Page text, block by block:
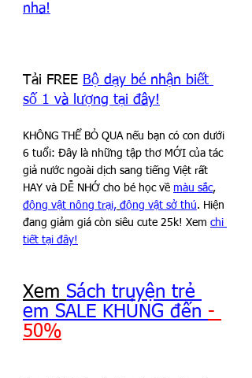
nha!
Tải FREE Bộ dạy bé nhận biết
số 1 và lượng tại đây!
KHÔNG THỂ BỎ QUA nếu bạn có con dưới
6 tuổi: Đây là những tập thơ MỚI của tác
giả nước ngoài dịch sang tiếng Việt rất
HAY và DỄ NHỚ cho bé học về màu sắc,
động vật nông trại, động vật sở thú. Hiện
đang giảm giá còn siêu cute 25k! Xem chi
tiết tại đây!
Xem Sách truyện trẻ
em SALE KHỦNG đến -
50%